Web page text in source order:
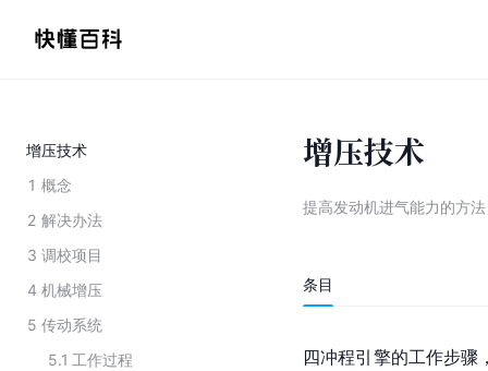
增压技术
1 概念
2 解决办法
3 调校项目
4 机械增压
5 传动系统
5.1 工作过程
增压技术
提高发动机进气能力的方法
条目
四冲程引擎的工作步